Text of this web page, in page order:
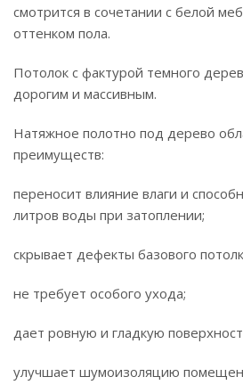
смотрится в сочетании с белой
оттенком пола.
Потолок с фактурой темного
дорогим и массивным.
Натяжное полотно под дерево
преимуществ:
переносит влияние влаги и
литров воды при затоплении;
скрывает дефекты базового
не требует особого ухода;
дает ровную и гладкую
улучшает шумоизоляцию